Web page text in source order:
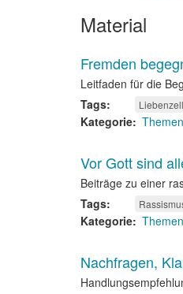
Material
Fremden
Leitfaden für die
Tags
Kategorie Themen
Vor Gott sind
Beiträge zu einer
Tags
Kategorie Themen
Nachfragen,